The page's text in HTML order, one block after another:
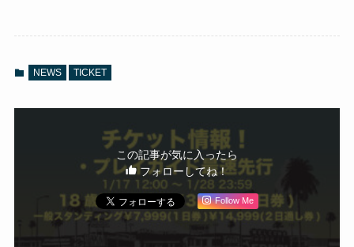
NEWS TICKET
この記事が気に入ったら
フォローしてね！
Follow Me